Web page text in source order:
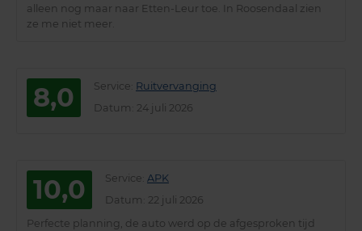
alleen nog maar naar Etten-Leur toe. In Roosendaal zien
ze me niet meer.
8,0 Service Ruitvervanging
Datum
: 24 juli 2026
10,0 Service APK
Datum
: 22 juli 2026
Perfecte planning, de auto werd op de afgesproken tijd